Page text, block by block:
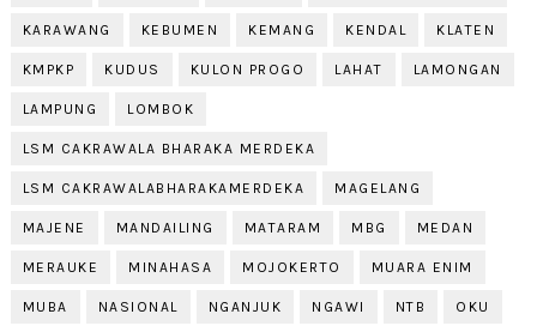
KARAWANG KEBUMEN KEMANG KENDAL KLATEN
KMPKP KUDUS KULON PROGO LAHAT LAMONGAN
LAMPUNG LOMBOK
LSM CAKRAWALA BHARAKA MERDEKA
LSM CAKRAWALABHARAKAMERDEKA MAGELANG
MAJENE MANDAILING MATARAM MBG MEDAN
MERAUKE MINAHASA MOJOKERTO MUARA ENIM
MUBA NASIONAL NGANJUK NGAWI NTB OKU